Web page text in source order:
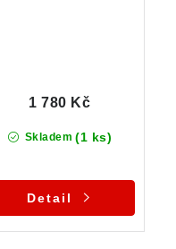
Skladem (1 ks)
1 780 Kč
Detail